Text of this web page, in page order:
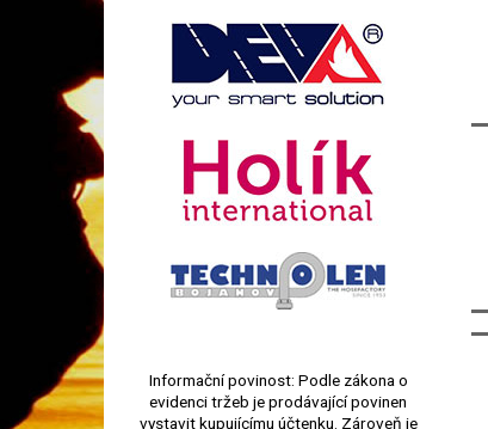
Informační povinost: Podle zákona o
evidenci tržeb je prodávající povinen
vystavit kupujícímu účtenku. Zároveň je